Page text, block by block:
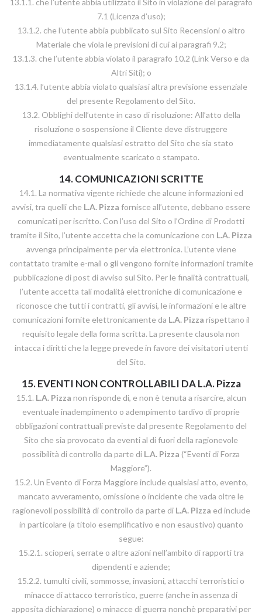
13.1.1. che l’utente abbia utilizzato il Sito in violazione del paragrafo
7.1 (Licenza d’uso);
13.1.2. che l’utente abbia pubblicato sul Sito Recensioni o altro
Materiale che viola le previsioni di cui ai paragrafi 9.2;
13.1.3. che l’utente abbia violato il paragrafo 10.2 (Link Verso e da
Altri Siti); o
13.1.4. l’utente abbia violato qualsiasi altra previsione essenziale
del presente Regolamento del Sito.
13.2. Obblighi dell’utente in caso di risoluzione: All’atto della
risoluzione o sospensione il Cliente deve distruggere
immediatamente qualsiasi estratto del Sito che sia stato
eventualmente scaricato o stampato.
14. COMUNICAZIONI SCRITTE
14.1. La normativa vigente richiede che alcune informazioni ed
avvisi, tra quelli che L.A. Pizza fornisce all’utente, debbano essere
comunicati per iscritto. Con l’uso del Sito o l’Ordine di Prodotti
tramite il Sito, l’utente accetta che la comunicazione con L.A. Pizza
avvenga principalmente per via elettronica. L’utente viene
contattato tramite e-mail o gli vengono fornite informazioni tramite
pubblicazione di post di avviso sul Sito. Per le finalità contrattuali,
l’utente accetta tali modalità elettroniche di comunicazione e
riconosce che tutti i contratti, gli avvisi, le informazioni e le altre
comunicazioni fornite elettronicamente da L.A. Pizza rispettano il
requisito legale della forma scritta. La presente clausola non
intacca i diritti che la legge prevede in favore dei visitatori utenti
del Sito.
15. EVENTI NON CONTROLLABILI DAL.A. Pizza
15.1. L.A. Pizza non risponde di, e non è tenuta a risarcire, alcun
eventuale inadempimento o adempimento tardivo di proprie
obbligazioni contrattuali previste dal presente Regolamento del
Sito che sia provocato da eventi al di fuori della ragionevole
possibilità di controllo da parte di L.A. Pizza (“Eventi di Forza
Maggiore”).
15.2. Un Evento di Forza Maggiore include qualsiasi atto, evento,
mancato avveramento, omissione o incidente che vada oltre le
ragionevoli possibilità di controllo da parte di L.A. Pizza ed include
in particolare (a titolo esemplificativo e non esaustivo) quanto
segue:
15.2.1. scioperi, serrate o altre azioni nell’ambito di rapporti tra
dipendenti e aziende;
15.2.2. tumulti civili, sommosse, invasioni, attacchi terroristici o
minacce di attacco terroristico, guerre (anche in assenza di
apposita dichiarazione) o minacce di guerra nonchè preparativi per